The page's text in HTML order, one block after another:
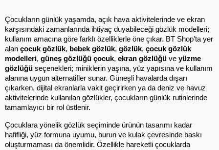
Çocukların günlük yaşamda, açık hava aktivitelerinde ve ekran
karşısındaki zamanlarında ihtiyaç duyabileceği gözlük modelleri;
kullanım amacına göre farklı özelliklerle öne çıkar. BT Shop’ta yer
alan çocuk gözlük, bebek gözlük, gözlük, çocuk gözlük
modelleri, güneş gözlüğü çocuk, ekran gözlüğü ve yüzme
gözlüğü seçenekleri; miniklerin yaşına, yüz yapısına ve kullanım
alanına uygun alternatifler sunar. Güneşli havalarda dışarı
çıkarken, dijital ekranlarla vakit geçirirken ya da deniz ve havuz
aktivitelerinde kullanılan gözlükler, çocukların günlük rutinlerinde
tamamlayıcı bir rol üstlenir.
Çocuklara yönelik gözlük seçiminde ürünün tasarımı kadar
hafifliği, yüz formuna uyumu, burun ve kulak çevresinde baskı
oluşturmaması da önemlidir. Özellikle hareketli çocuklarda